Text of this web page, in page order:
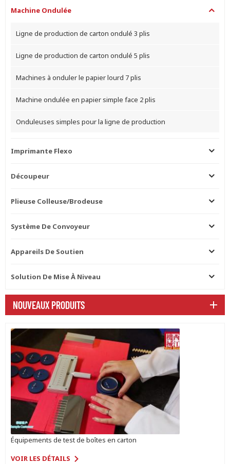
Machine Ondulée
Ligne de production de carton ondulé 3 plis
Ligne de production de carton ondulé 5 plis
Machines à onduler le papier lourd 7 plis
Machine ondulée en papier simple face 2 plis
Onduleuses simples pour la ligne de production
Imprimante Flexo
Découpeur
Plieuse Colleuse/brodeuse
Système De Convoyeur
Appareils De Soutien
Solution De Mise À Niveau
NOUVEAUX PRODUITS
Équipements de test de boîtes en carton
VOIR LES DÉTAILS